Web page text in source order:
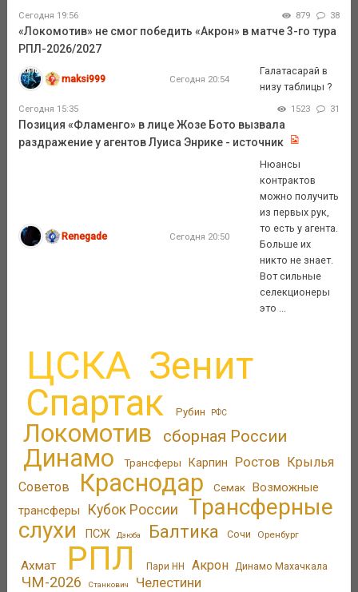
Сегодня 19:56 879 38
«Локомотив» не смог победить «Акрон» в матче 3-го тура
РПЛ-2026/2027
maksi999 Сегодня 20:54
Галатасарай в
низу таблицы ?
Сегодня 15:35 1523 31
Позиция «Фламенго» в лице Жозе Бото вызвала
раздражение у агентов Луиса Энрике - источник
Renegade Сегодня 20:50
Нюансы
контрактов
можно получить
из первых рук,
то есть у агента.
Больше их
никто не знает.
Вот сильные
селекционеры
это ...
ЦСКА Зенит
Спартак Рубин РФС
Локомотив сборная России
Динамо Трансферы Карпин Ростов
Крылья
Советов
Краснодар Семак
Возможные
трансферы
Кубок России
Трансферные
слухи
ПСЖ Дзюба Балтика Сочи Оренбург
Ахмат РПЛ Пари НН Акрон Динамо Махачкала
ЧМ-2026 Станкович Челестини